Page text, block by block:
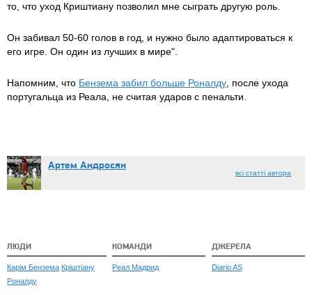
то, что уход Криштиану позволил мне сыграть другую роль.
Он забивал 50-60 голов в год, и нужно было адаптироваться к
его игре. Он один из лучших в мире".
Напомним, что Бензема забил больше Роналду, после ухода
португальца из Реала, не считая ударов с пенальти.
Артем Андросян
всі статті автора
ЛЮДИ
Карім Бензема Кріштіану
Роналду
КОМАНДИ
Реал Мадрид
ДЖЕРЕЛА
Diario AS